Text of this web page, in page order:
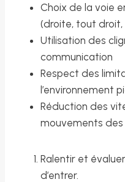
Choix de la voie
(droite, tout
Utilisation des
communication
Respect des
l’environnement
Réduction des
mouvements
Ralentir et
d’entrer.